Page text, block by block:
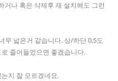
거나 혹은 삭제후 재 설치해도 그런
무 넓은거 같습니다. 상/하단 0.5도
줄어들었으면 좋겠습니다.
지 잘 모르겠네요.